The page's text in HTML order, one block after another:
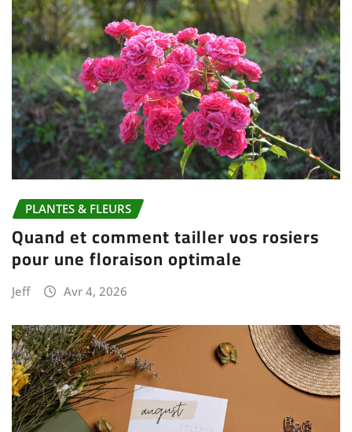
PLANTES & FLEURS
Quand et comment tailler vos rosiers
pour une floraison optimale
Jeff Avr 4, 2026